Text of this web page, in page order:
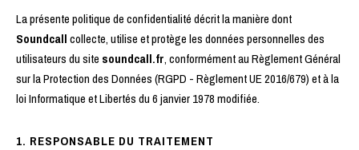
La présente politique de confidentialité décrit la manière dont
Soundcallcollecte, utilise et protège les données personnelles des
utilisateurs du site soundcall.fr, conformément au Règlement Général
sur la Protection des Données (RGPD - Règlement UE 2016/679) et à la
loi Informatique et Libertés du 6 janvier 1978 modifiée.
1. RESPONSABLE DU TRAITEMENT